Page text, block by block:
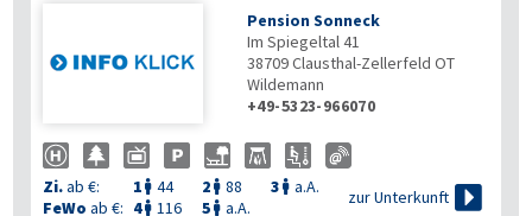
Pension Sonneck
Im Spiegeltal 41
38709Clausthal-Zellerfeld OT
Wildemann
+49-5323-966070
Zi.ab €: 1  44 2  88 3  a.A.
FeWo ab €: 4 116 5  a.A.
zur Unterkunft 